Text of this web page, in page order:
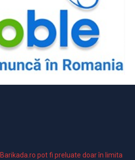
pot fi preluate doar în limita